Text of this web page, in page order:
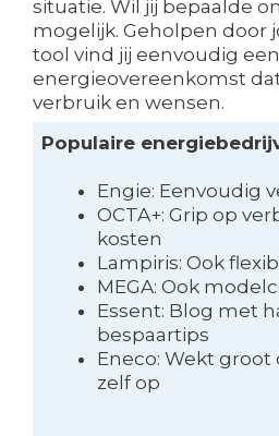
situatie. Wil jij bepaalde
mogelijk. Geholpen door
tool vind jij eenvoudig een
energieovereenkomst
verbruik en wensen.
Populaire
Engie: Eenvoudig
OCTA+: Grip op
kosten
Lampiris: Ook
MEGA: Ook
Essent: Blog met
bespaartips
Eneco: Wekt
zelf op